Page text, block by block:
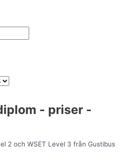
- priser -
2 och WSET Level 3 från Gustibus